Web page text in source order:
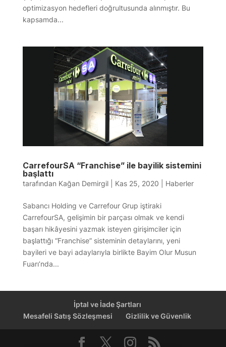
optimizasyon hedefleri doğrultusunda alınmıştır. Bu
kapsamda...
CarrefourSA “Franchise” ile bayilik sistemini
başlattı
tarafından Kağan Demirgil| Kas 25, 2020 Haberler
Sabancı Holding ve Carrefour Grup iştiraki
CarrefourSA, gelişimin bir parçası olmak ve kendi
başarı hikâyesini yazmak isteyen girişimciler için
başlattığı “Franchise” sisteminin detaylarını, yeni
bayileri ve bayi adaylarıyla birlikte Bayim Olur Musun
Fuarı’nda...
İptal ve İade Şartları
Mesafeli Satış Sözleşmesi
Gizlilik ve Güvenlik